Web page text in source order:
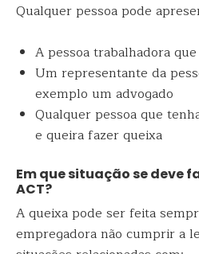
Qualquer pessoa pode
A pessoa trabalhadora
Um representante da
exemplo um advogado
Qualquer pessoa que
e queira fazer queixa
Em que situação se deve
ACT?
A queixa pode ser feita
empregadora não cumprir a